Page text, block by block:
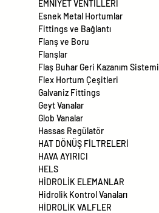
EMNİYET VENTİLLERİ
Esnek Metal Hortumlar
Fittings ve Bağlantı
Flanş ve Boru
Flanşlar
Flaş Buhar Geri Kazanım Sistemi
Flex Hortum Çeşitleri
Galvaniz Fittings
Geyt Vanalar
Glob Vanalar
Hassas Regülatör
HAT DÖNÜŞ FİLTRELERİ
HAVA AYIRICI
HELS
HİDROLİK ELEMANLAR
Hidrolik Kontrol Vanaları
HİDROLİK VALFLER